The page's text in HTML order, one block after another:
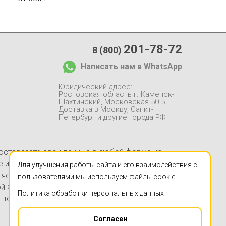
8 (800) 201-78-72
Написать нам в WhatsApp
Юридический адрес:
Ростовская область г. Каменск-
Шахтинский, Московская 50-5
Доставка в Москву, Санкт-
Петербург и другие города РФ
свои данные в любой форме на
информация, в частности, касающаяся
заверением об обстоятельствах и не
Федерации. Указанные на настоящем Сайте
цен в Компании «ЧПУЦЕНТР» (ИП Ершов А.В.,
Для улучшения работы сайта и его взаимодействия с
пользователями мы используем файлы cookie.
Политика обработки персональных данных
Согласен